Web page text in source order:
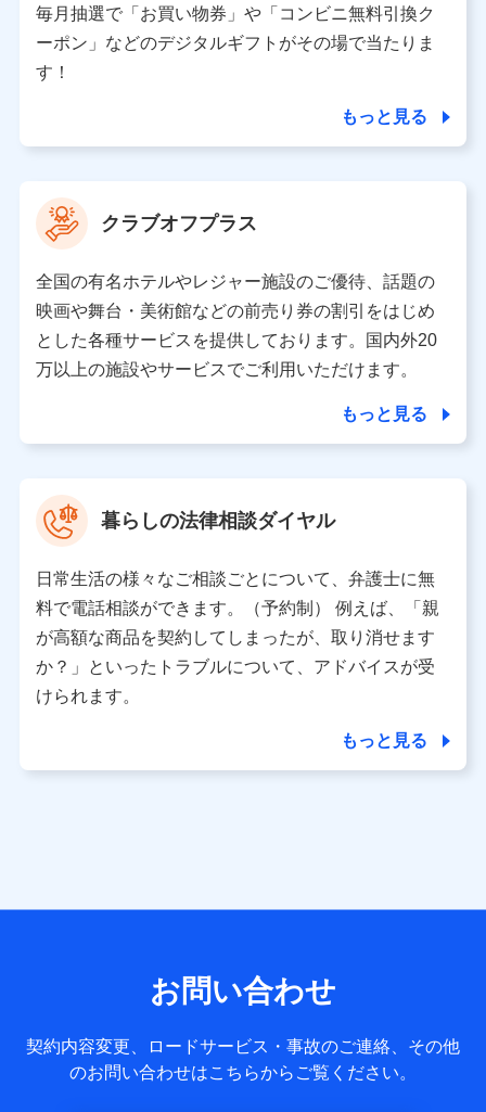
ドコモおよび提携会社のサービスを案内、提供するため
（各サービスで取得したサービス利用履歴、ウェブサイ
トの閲覧履歴、購買履歴、ご契約内容等のパーソナルデ
ータを分析して、お客さまの趣味・嗜好・傾向に応じた
上記に係る案内・手続き・管理等付帯業務を行うため
【当該個人データの管理について責任を有する者の名称・住
所・代表者名】
当該個人データを取り扱う各共同利用者（詳細は次のとお
り）
東京都千代田区永田町2丁目11番1号 山王パークタワー
株式会社NTTドコモ 代表取締役社長 前田 義晃
東京都中央区日本橋人形町2-14-10 アーバンネット日本橋
ビル 3F
※ 当社および株式会社NTTドコモは、お客さまの情報を利
データ憲章」に定める行動原則を順守します 。
※ パーソナルデータダッシュボードの「第三者提供の管
理」の設定状態にかかわらず、共同利用する場合がありま
※ dポイントクラブ会員ではないお客さま（2019年12月11
日以降、一度もdポイントクラブ会員であったことがないお
個人データは、こちら の利用目的の範囲内に限って共同利
用します。
サービス提供等を通じて取得した、以下の情報などの個人デ
基本情報
氏名、電話番号、メールアドレス、お客さまの識別子、
属性、連絡先、dポイントサービスのご利用に関する情
毎月抽選で「お買い物券」や「コンビニ無料引換ク
ーポン」などのデジタルギフトがその場で当たりま
す！
もっと見る
クラブオフプラス
全国の有名ホテルやレジャー施設のご優待、話題の
映画や舞台・美術館などの前売り券の割引をはじめ
とした各種サービスを提供しております。国内外20
万以上の施設やサービスでご利用いただけます。
もっと見る
暮らしの法律相談ダイヤル
日常生活の様々なご相談ごとについて、弁護士に無
料で電話相談ができます。（予約制） 例えば、「親
が高額な商品を契約してしまったが、取り消せます
か？」といったトラブルについて、アドバイスが受
けられます。
もっと見る
お問い合わせ
契約内容変更、ロードサービス・事故のご連絡、その他
のお問い合わせはこちらからご覧ください。